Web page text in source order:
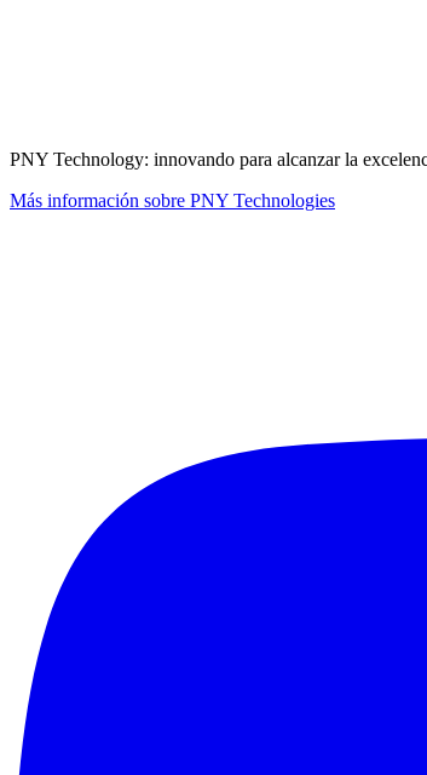
PNY Technology: innovando para alcanzar la
Más información sobre PNY Technologies